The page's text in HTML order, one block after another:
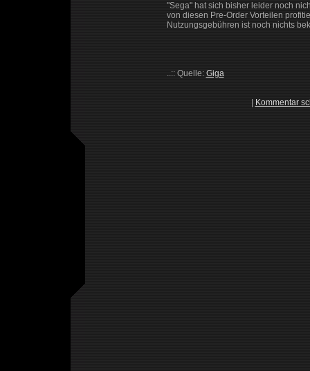
"Sega" hat sich bisher leider noch
von diesen Pre-Order Vorteilen
Nutzungsgebühren ist noch nichts
..:: Quelle: Giga
Kommentar